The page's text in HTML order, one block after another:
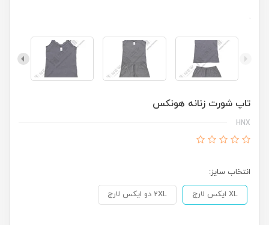
تاپ شورت زنانه هونکس
HNX
انتخاب سایز:
XL ایکس لارج 2XL دو ایکس لارج